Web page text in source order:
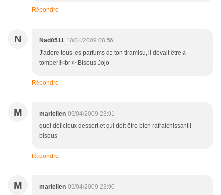
Répondre
N Nad0511 10/04/2009 08:56
J'adore tous les parfums de ton tiramisu, il devait être à
tomber!!<br /> Bisous Jojo!
Répondre
M mariellen 09/04/2009 23:01
quel délicieux dessert et qui doit être bien rafraichissant !
bisous
Répondre
M mariellen 09/04/2009 23:00